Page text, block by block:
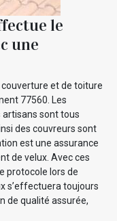
le
une
couverture et de toiture
77560. Les
sont tous
des couvreurs sont
est une assurance
de velux. Avec ces
protocole lors de
s’effectuera toujours
de qualité assurée,